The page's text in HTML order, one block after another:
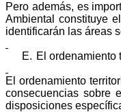
Pero además, es
Ambiental constituye
identificarán las áreas
E. El ordenamiento
El ordenamiento
consecuencias sobre
disposiciones